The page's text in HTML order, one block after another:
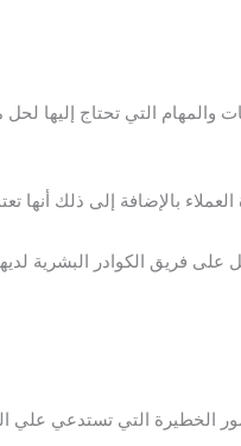
والمهام التي تحتاج إليها
بالإضافة إلى ذلك أنها
على فريق الكوادر البشرية
الخطيرة التي تستدعي علي